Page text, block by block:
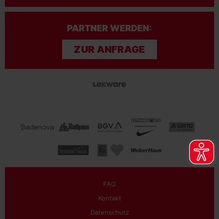
PARTNER WERDEN:
ZUR ANFRAGE
FAQ
Kontakt
Datenschutz